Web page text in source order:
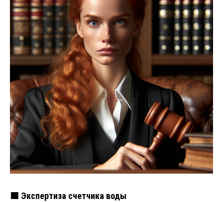
🟩 Экспертиза счетчика воды